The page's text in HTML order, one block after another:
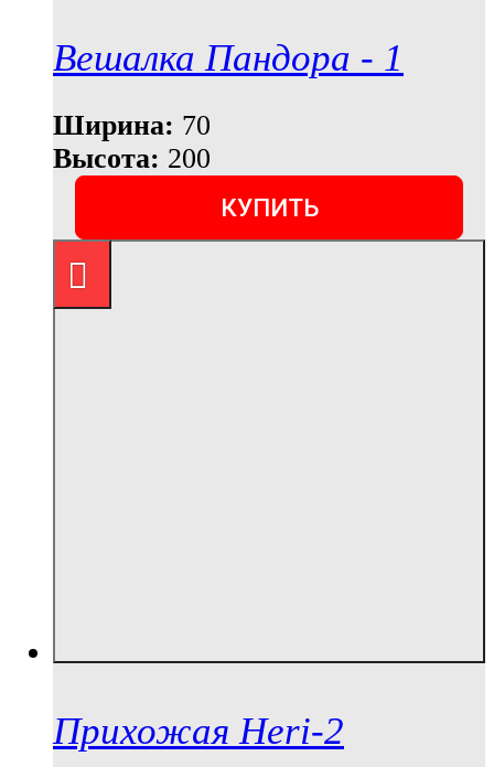
Вешалка Пандора - 1
Ширина: 70
Высота: 200
КУПИТЬ
Прихожая Heri-2